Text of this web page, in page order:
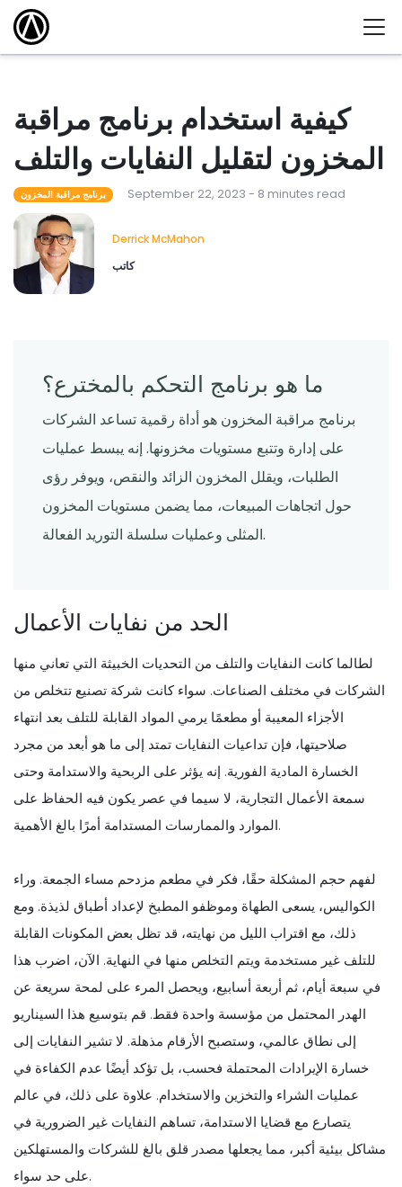
كيفية استخدام برنامج مراقبة
المخزون لتقليل النفايات والتلف
برنامج مراقبة المخزون September 22, 2023 - 8 minutes read
Derrick McMahon
كاتب
ما هو برنامج التحكم بالمخترع؟
برنامج مراقبة المخزون هو أداة رقمية تساعد الشركات
على إدارة وتتبع مستويات مخزونها. إنه يبسط عمليات
الطلبات، ويقلل المخزون الزائد والنقص، ويوفر رؤى
حول اتجاهات المبيعات، مما يضمن مستويات المخزون
المثلى وعمليات سلسلة التوريد الفعالة.
الحد من نفايات الأعمال
لطالما كانت النفايات والتلف من التحديات الخبيثة التي تعاني منها
الشركات في مختلف الصناعات. سواء كانت شركة تصنيع تتخلص من
الأجزاء المعيبة أو مطعمًا يرمي المواد القابلة للتلف بعد انتهاء
صلاحيتها، فإن تداعيات النفايات تمتد إلى ما هو أبعد من مجرد
الخسارة المادية الفورية. إنه يؤثر على الربحية والاستدامة وحتى
سمعة الأعمال التجارية، لا سيما في عصر يكون فيه الحفاظ على
الموارد والممارسات المستدامة أمرًا بالغ الأهمية.
لفهم حجم المشكلة حقًا، فكر في مطعم مزدحم مساء الجمعة. وراء
الكواليس، يسعى الطهاة وموظفو المطبخ لإعداد أطباق لذيذة. ومع
ذلك، مع اقتراب الليل من نهايته، قد تظل بعض المكونات القابلة
للتلف غير مستخدمة ويتم التخلص منها في النهاية. الآن، اضرب هذا
في سبعة أيام، ثم أربعة أسابيع، ويحصل المرء على لمحة سريعة عن
الهدر المحتمل من مؤسسة واحدة فقط. قم بتوسيع هذا السيناريو
إلى نطاق عالمي، وستصبح الأرقام مذهلة. لا تشير النفايات إلى
خسارة الإيرادات المحتملة فحسب، بل تؤكد أيضًا عدم الكفاءة في
عمليات الشراء والتخزين والاستخدام. علاوة على ذلك، في عالم
يتصارع مع قضايا الاستدامة، تساهم النفايات غير الضرورية في
مشاكل بيئية أكبر، مما يجعلها مصدر قلق بالغ للشركات والمستهلكين
على حد سواء.